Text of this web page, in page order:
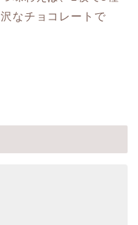
なチョコレートで